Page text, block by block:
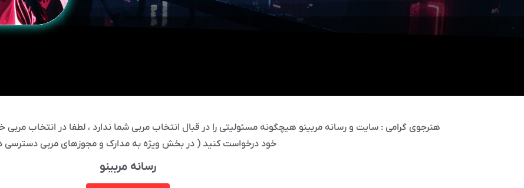
هنرجوی گرامی : سایت و رسانه مربینو هیچگونه مسئولیتی را در قبال انتخاب مربی شما ندارد ، لطفا در انتخاب مربی
خود درخواست کنید ( در بخش ویژه به مدارک و مجوزهای مربی دسترسی
رسانه مربینو